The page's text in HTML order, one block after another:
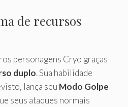
de recursos
personagens Cryo graças
duplo. Sua habilidade
lança seu Modo Golpe
seus ataques normais